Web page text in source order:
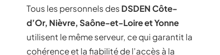
Tous les personnels des DSDEN Côte-
d’Or, Nièvre, Saône-et-Loire et Yonne
utilisent le même serveur, ce qui garantit la
cohérence et la fiabilité de l’accès à la